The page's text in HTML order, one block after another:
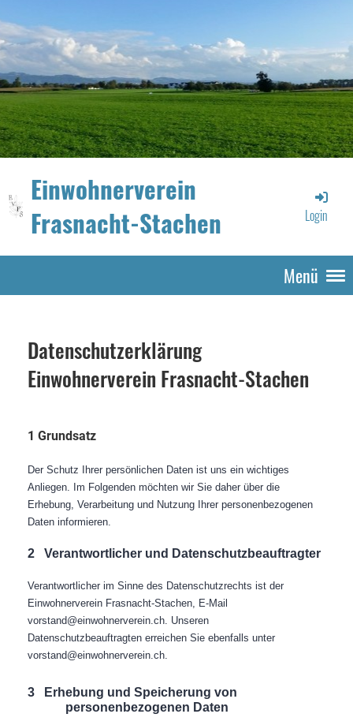
Einwohnerverein
Frasnacht-Stachen
Login
Menü
Datenschutzerklärung
Einwohnerverein Frasnacht-Stachen
1 Grundsatz
Der Schutz Ihrer persönlichen Daten ist uns ein wichtiges
Anliegen. Im Folgenden möchten wir Sie daher über die
Erhebung, Verarbeitung und Nutzung Ihrer personenbezogenen
Daten informieren.
2 Verantwortlicher und Datenschutzbeauftragter
Verantwortlicher im Sinne des Datenschutzrechts ist der
Einwohnerverein Frasnacht-Stachen, E-Mail
vorstand@einwohnerverein.ch. Unseren
Datenschutzbeauftragten erreichen Sie ebenfalls unter
vorstand@einwohnerverein.ch.
3
Erhebung und Speicherung von
personenbezogenen Daten